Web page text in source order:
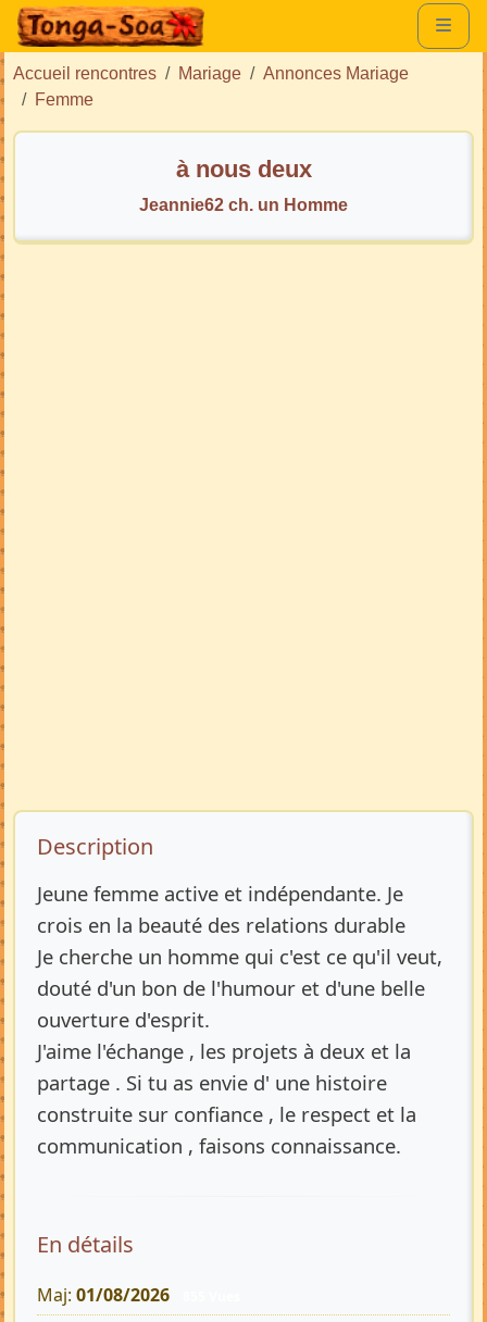
Accueil rencontres Mariage
Annonces Mariage
Femme
à nous deux
Jeannie62 ch. un Homme
Description de l’annonce
Description
Jeune femme active et indépendante. Je
crois en la beauté des relations durable
Je cherche un homme qui c'est ce qu'il veut,
douté d'un bon de l'humour et d'une belle
ouverture d'esprit.
J'aime l'échange , les projets à deux et la
partage . Si tu as envie d' une histoire
construite sur confiance , le respect et la
communication , faisons connaissance.
En détails
Maj: 01/08/2026